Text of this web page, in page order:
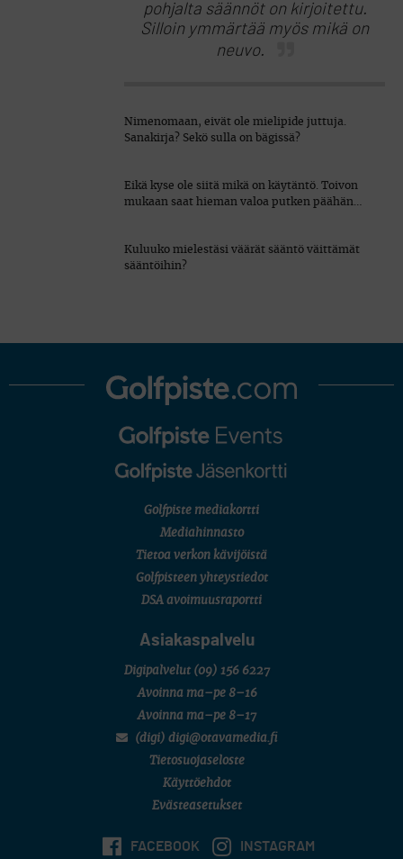
pohjalta säännöt on kirjoitettu.
Silloin ymmärtää myös mikä on
neuvo.
Nimenomaan, eivät ole mielipide juttuja.
Sanakirja? Sekö sulla on bägissä?
Eikä kyse ole siitä mikä on käytäntö. Toivon
mukaan saat hieman valoa putken päähän…
Kuluuko mielestäsi väärät sääntö väittämät
sääntöihin?
Golfpiste mediakortti
Mediahinnasto
Tietoa verkon kävijöistä
Golfpisteen yhteystiedot
DSA avoimuusraportti
Asiakaspalvelu
Digipalvelut (09) 156 6227
Avoinna ma–pe 8–16
Avoinna ma–pe 8–17
(digi) digi@otavamedia.fi
Tietosuojaseloste
Käyttöehdot
Evästeasetukset
FACEBOOK INSTAGRAM